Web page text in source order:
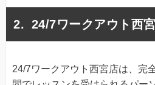
24/7ワークアウト西
24/7ワークアウト西宮店は、完